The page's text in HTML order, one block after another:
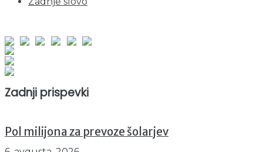
Zadnji prispevki
Pol milijona za prevoze šolarjev